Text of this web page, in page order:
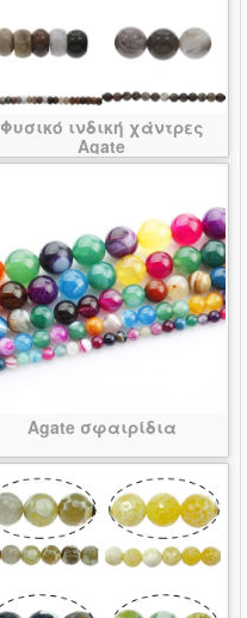
Φυσικό ινδική χάντρες
Agate
Agate σφαιρίδια